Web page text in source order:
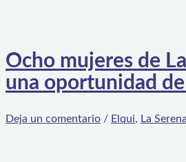
Ocho mujeres de
una oportunidad
Deja un comentario / Elqui, La